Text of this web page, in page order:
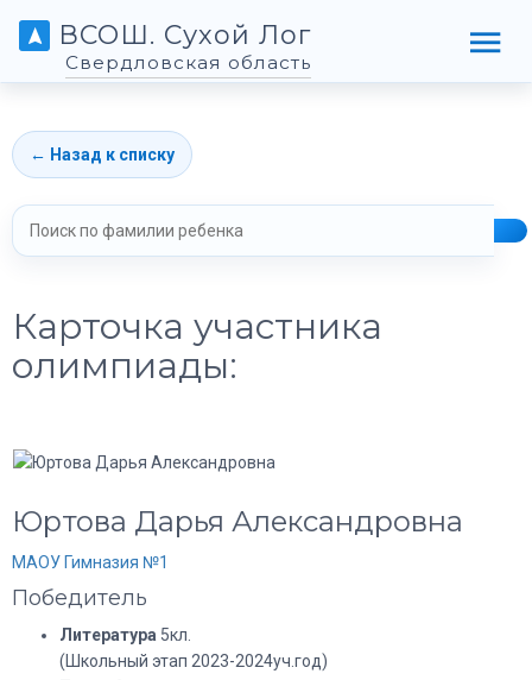
ВСОШ. Сухой Лог
Свердловская область
← Назад к списку
Карточка участника
олимпиады:
Юртова Дарья Александровна
МАОУ Гимназия №1
Победитель
Литература 5кл.
(Школьный этап 2023-2024уч.год)